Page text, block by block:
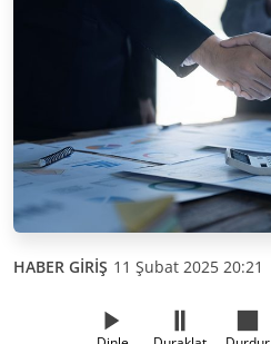
HABER GİRİŞ 11 Şubat 2025 20:21